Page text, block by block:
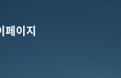
페이지